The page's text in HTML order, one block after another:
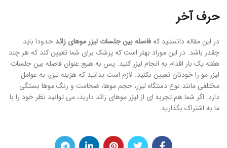
حرف آخر
در این مقاله دانستید کهفاصله بین جلسات لیزر موهای زائد حدودا باید
چقدر باشد. در این موراد بهتر است که پزشک برای شما تعیین کند که هر چند
هفته یک بار اقدام به انجام لیزر کنید. پس به هیچ عنوان فاصله بین جلسات
لیزر مو را خودتان تعیین نکنید. لازم است بدانید که هزینه لیزر، به عوامل
مختلفی مانند نوع دستگاه لیزر، حجم موها، ضخامت و رنگ موها بستگی
دارد. اگر شما هم تجربه ای از لیزر موهای زائد دارید، می توانید نظر خود را با
ما به اشتراک بگذارید.